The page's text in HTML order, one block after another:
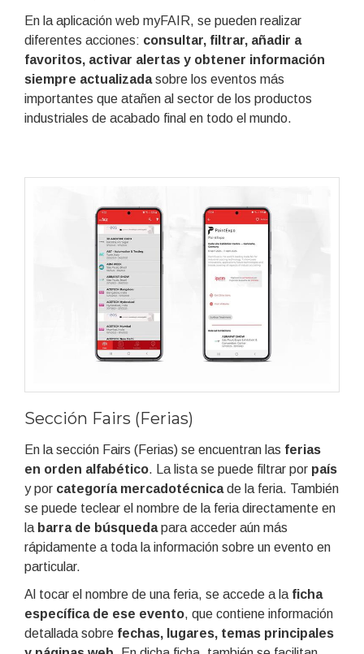
En la aplicación web myFAIR, se pueden realizar
diferentes acciones: consultar, filtrar, añadir a
favoritos, activar alertas y obtener información
siempre actualizadasobre los eventos más
importantes que atañen al sector de los productos
industriales de acabado final en todo el mundo.
Sección Fairs (Ferias)
En la sección Fairs (Ferias) se encuentran las ferias
en orden alfabético. La lista se puede filtrar por país
y por categoría mercadotécnicade la feria. También
se puede teclear el nombre de la feria directamente en
la barra de búsquedapara acceder aún más
rápidamente a toda la información sobre un evento en
particular.
Al tocar el nombre de una feria, se accede a la ficha
específica de ese evento, que contiene información
detallada sobre fechas, lugares, temas principales